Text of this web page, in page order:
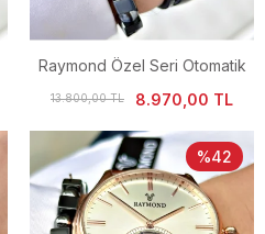
Raymond Özel Seri Otomatik
Diplomat Klipsli Deri Kordon
13.800,00 TL 8.970,00 TL
%42